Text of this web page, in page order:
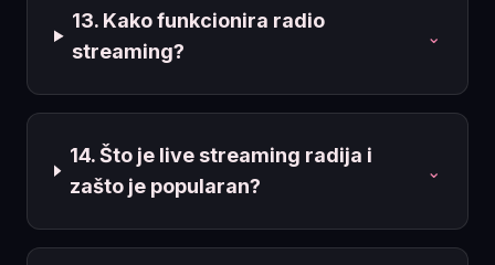
13. Kako funkcionira radio
streaming?
⌄
14. Što je live streaming radija i
zašto je popularan?
⌄